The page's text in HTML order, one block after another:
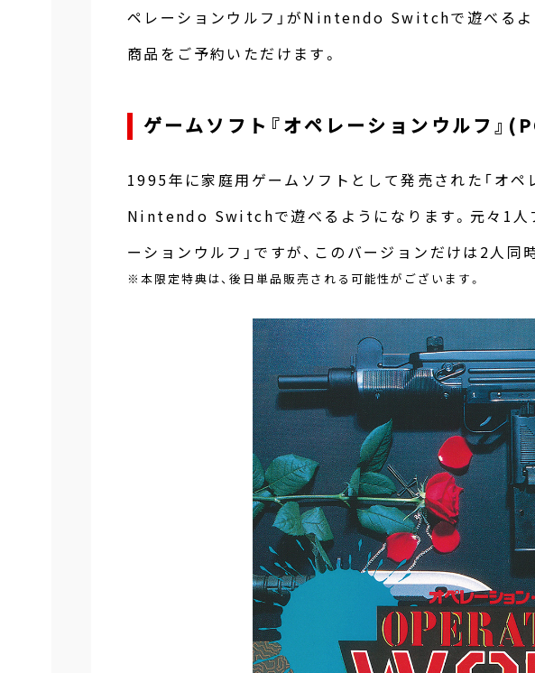
ペレーションウルフ」がNintendo Switchで遊べるよ
商品をご予約いただけます。
ゲームソフト『オペレーションウルフ』
1995年に家庭用ゲームソフトとして発売された「オペ
Nintendo Switchで遊べるようになります。元々1人
ーションウルフ」ですが、このバージョンだけは2人同
※本限定特典は、後日単品販売される可能性がございます。